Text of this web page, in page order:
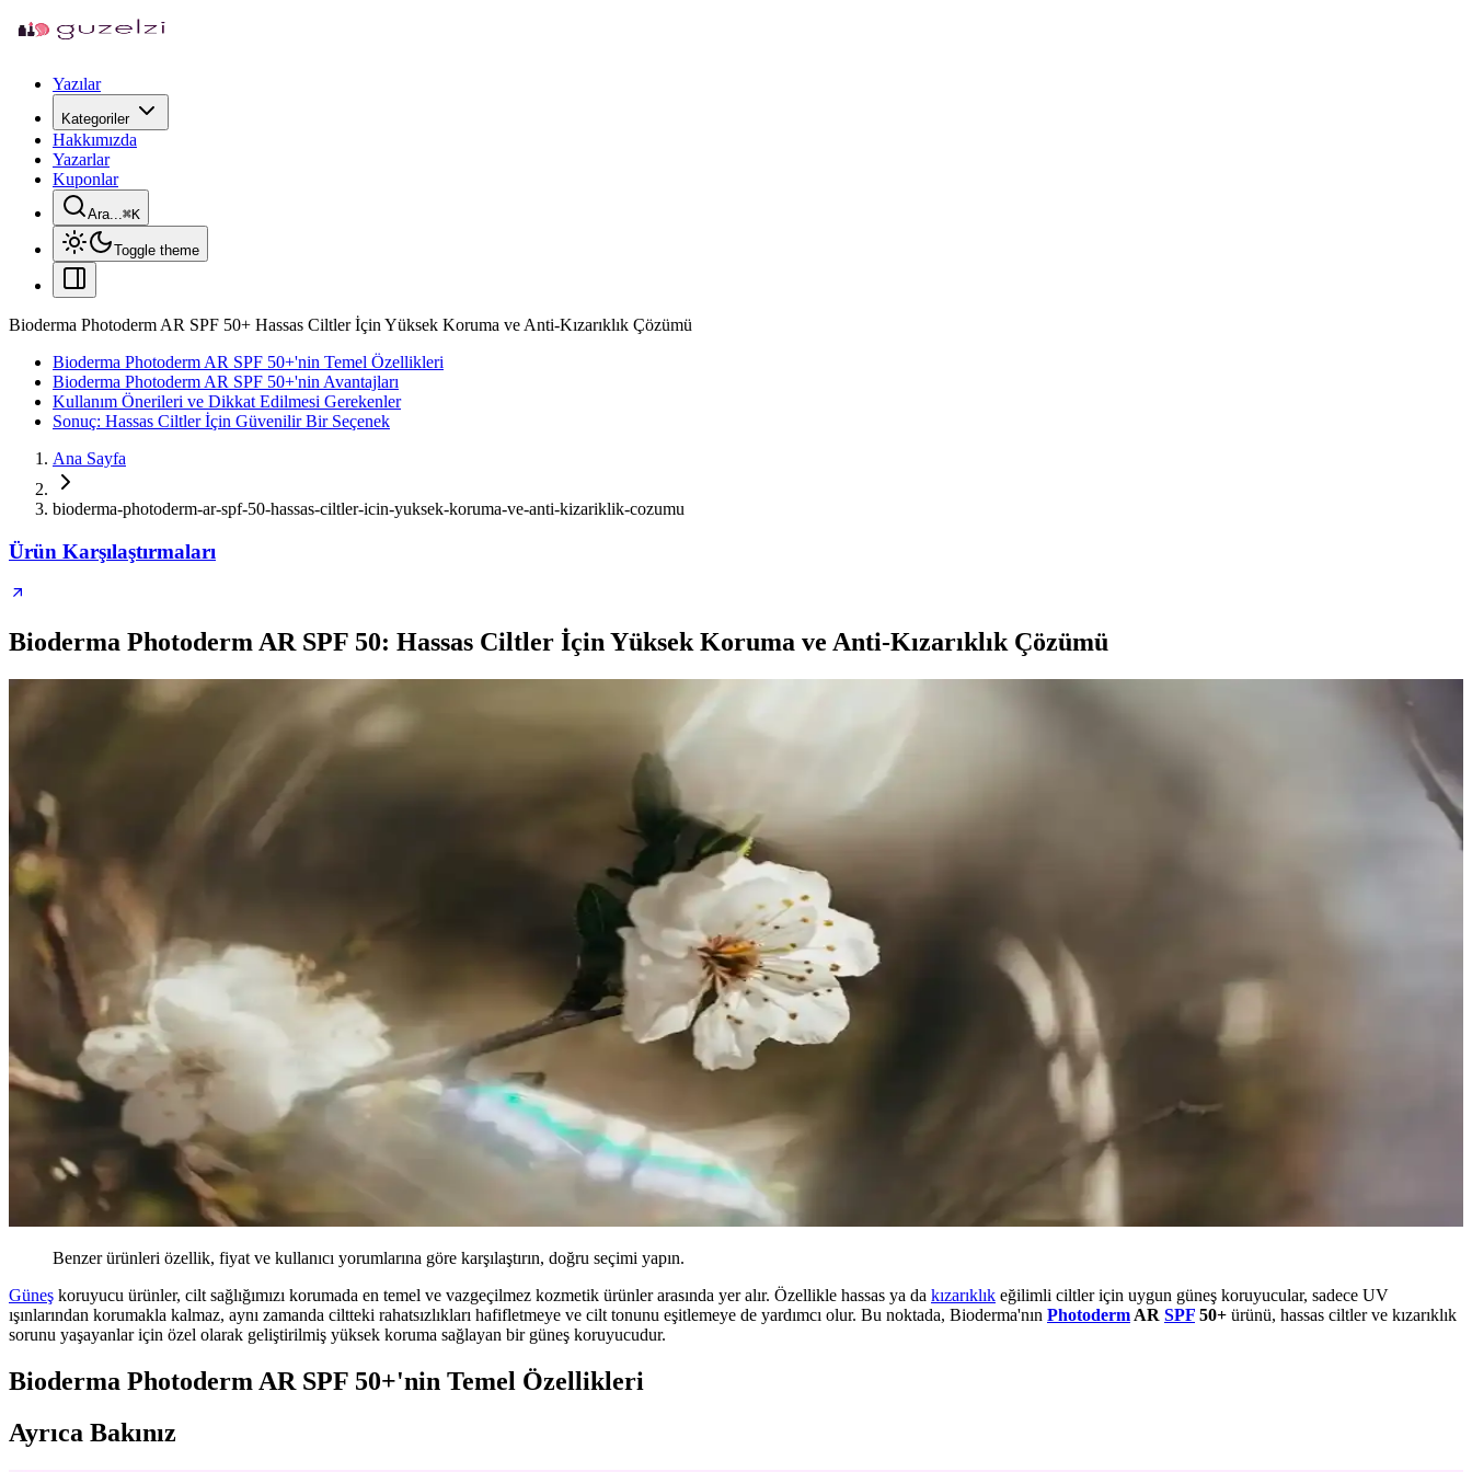
Yazılar
Kategoriler
Hakkımızda
Yazarlar
Kuponlar
Ara...⌘K
Toggle theme
Bioderma Photoderm AR SPF 50+ Hassas Ciltler İçin Yüksek Koruma ve Anti-Kızarıklık Çözümü
Bioderma Photoderm AR SPF 50+'nin Temel Özellikleri
Bioderma Photoderm AR SPF 50+'nin Avantajları
Kullanım Önerileri ve Dikkat Edilmesi Gerekenler
Sonuç: Hassas Ciltler İçin Güvenilir Bir Seçenek
Ana Sayfa
bioderma-photoderm-ar-spf-50-hassas-ciltler-icin-yuksek-koruma-ve-anti-kizariklik-cozumu
Ürün Karşılaştırmaları
Bioderma Photoderm AR SPF 50: Hassas Ciltler İçin Yüksek Koruma ve Anti-Kızarıklık Çözümü
Benzer ürünleri özellik, fiyat ve kullanıcı yorumlarına göre karşılaştırın, doğru seçimi yapın.
Güneş koruyucu ürünler, cilt sağlığımızı korumada en temel ve vazgeçilmez kozmetik ürünler arasında yer alır. Özellikle hassas ya da kızarıklık eğilimli ciltler için uygun güneş koruyucular, sadece UV
ışınlarından korumakla kalmaz, aynı zamanda ciltteki rahatsızlıkları hafifletmeye ve cilt tonunu eşitlemeye de yardımcı olur. Bu noktada, Bioderma'nın Photoderm AR SPF 50+ ürünü, hassas ciltler ve kızarıklık
sorunu yaşayanlar için özel olarak geliştirilmiş yüksek koruma sağlayan bir güneş koruyucudur.
Bioderma Photoderm AR SPF 50+'nin Temel Özellikleri
Ayrıca Bakınız